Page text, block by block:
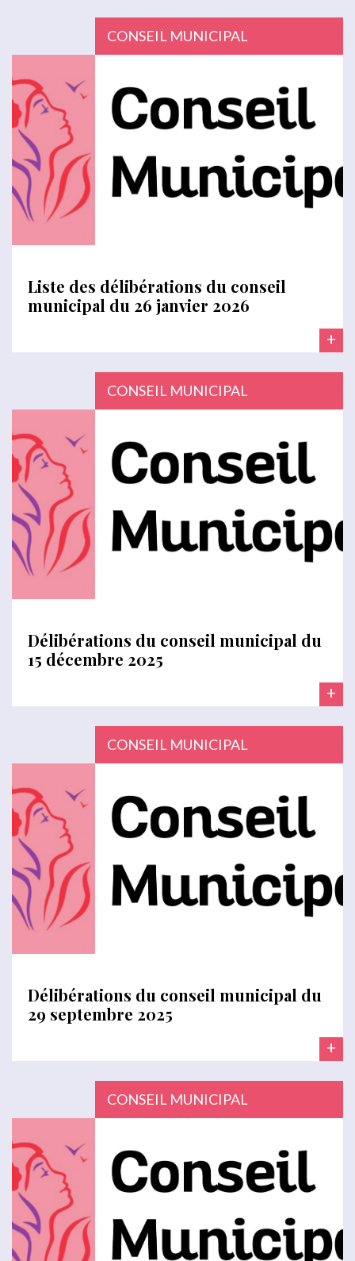
CONSEIL MUNICIPAL
Liste des délibérations du conseil
municipal du 26 janvier 2026
+
CONSEIL MUNICIPAL
Délibérations du conseil municipal du
15 décembre 2025
+
CONSEIL MUNICIPAL
Délibérations du conseil municipal du
29 septembre 2025
+
CONSEIL MUNICIPAL